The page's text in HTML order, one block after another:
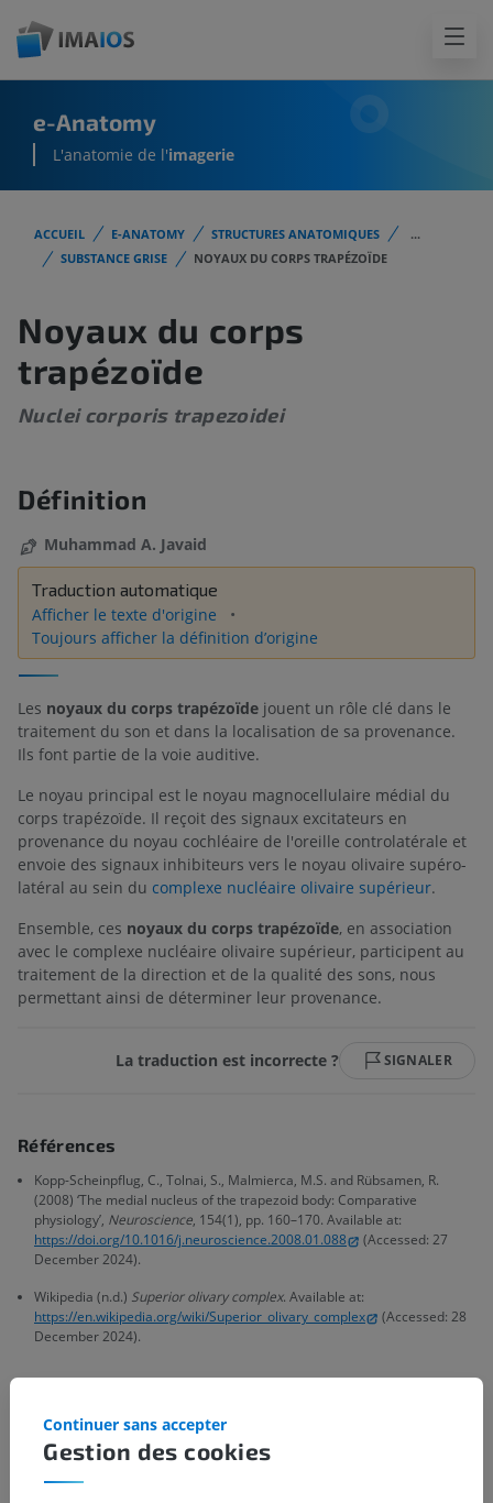
e-Anatomy
L'anatomie de l'imagerie
ACCUEIL E-ANATOMY STRUCTURES ANATOMIQUES
...
SUBSTANCE GRISE
NOYAUX DU CORPS TRAPÉZOÏDE
Noyaux du corps
trapézoïde
Nuclei corporis trapezoidei
Définition
Muhammad A. Javaid
Traduction automatique
Afficher le texte d'origine
Toujours afficher la définition d’origine
Les noyaux du corps trapézoïde jouent un rôle clé dans le
traitement du son et dans la localisation de sa provenance.
Ils font partie de la voie auditive.
Le noyau principal est le noyau magnocellulaire médial du
corps trapézoïde. Il reçoit des signaux excitateurs en
provenance du noyau cochléaire de l'oreille controlatérale et
envoie des signaux inhibiteurs vers le noyau olivaire supéro-
latéral au sein du complexe nucléaire olivaire supérieur.
Ensemble, ces noyaux du corps trapézoïde, en association
avec le complexe nucléaire olivaire supérieur, participent au
traitement de la direction et de la qualité des sons, nous
permettant ainsi de déterminer leur provenance.
La traduction est incorrecte ? SIGNALER
Références
Kopp-Scheinpflug, C., Tolnai, S., Malmierca, M.S. and Rübsamen, R.
(2008) ‘The medial nucleus of the trapezoid body: Comparative
physiology’, Neuroscience, 154(1), pp. 160–170. Available at:
https://doi.org/10.1016/j.neuroscience.2008.01.088
(Accessed: 27
December 2024).
Wikipedia (n.d.) Superior olivary complex. Available at:
https://en.wikipedia.org/wiki/Superior_olivary_complex
(Accessed: 28
December 2024).
Hiérarchie anatomique
Gestion des cookies
Continuer sans accepter